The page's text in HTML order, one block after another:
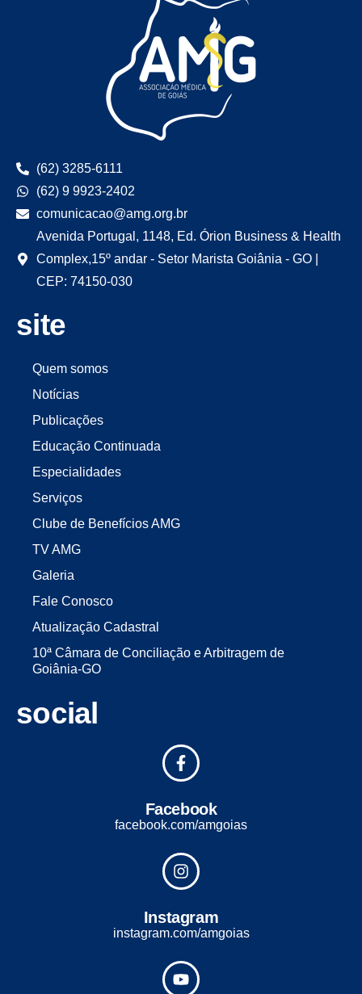
(62) 3285-6111
(62) 9 9923-2402
comunicacao@amg.org.br
Avenida Portugal, 1148, Ed. Órion Business & Health
Complex,15º andar - Setor Marista Goiânia - GO |
CEP: 74150-030
site
Quem somos
Notícias
Publicações
Educação Continuada
Especialidades
Serviços
Clube de Benefícios AMG
TV AMG
Galeria
Fale Conosco
Atualização Cadastral
10ª Câmara de Conciliação e Arbitragem de
Goiânia-GO
social
Facebook
facebook.com/amgoias
Instagram
instagram.com/amgoias